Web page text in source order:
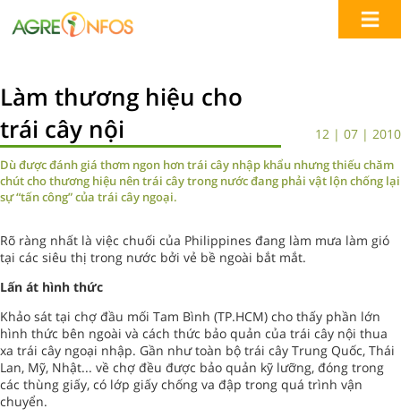
Làm thương hiệu cho
trái cây nội
12 | 07 | 2010
Dù được đánh giá thơm ngon hơn trái cây nhập khẩu nhưng thiếu chăm
chút cho thương hiệu nên trái cây trong nước đang phải vật lộn chống lại
sự “tấn công” của trái cây ngoại.
Rõ ràng nhất là việc chuối của Philippines đang làm mưa làm gió
tại các siêu thị trong nước bởi vẻ bề ngoài bắt mắt.
Lấn át hình thức
Khảo sát tại chợ đầu mối Tam Bình (TP.HCM) cho thấy phần lớn
hình thức bên ngoài và cách thức bảo quản của trái cây nội thua
xa trái cây ngoại nhập. Gần như toàn bộ trái cây Trung Quốc, Thái
Lan, Mỹ, Nhật... về chợ đều được bảo quản kỹ lưỡng, đóng trong
các thùng giấy, có lớp giấy chống va đập trong quá trình vận
chuyển.